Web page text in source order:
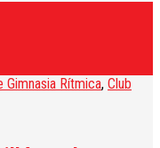
Gimnasia Rítmica, Club